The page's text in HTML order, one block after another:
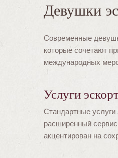
Девушки
Современные
которые сочетают
международных
Услуги
Стандартные
расширенный
акцентирован на